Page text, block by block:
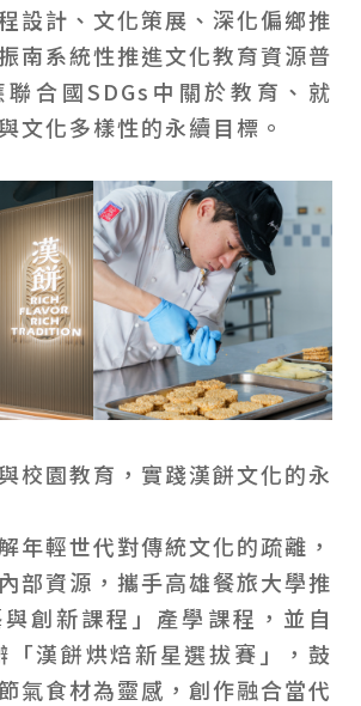
設計、文化策展、深化偏鄉推
南系統性推進文化教育資源普
合國SDGs中關於教育、就
文化多樣性的永續目標。
校園教育，實踐漢餅文化的永
年輕世代對傳統文化的疏離，
部資源，攜手高雄餐旅大學推
創新課程」產學課程，並自
「漢餅烘焙新星選拔賽」，鼓
氣食材為靈感，創作融合當代